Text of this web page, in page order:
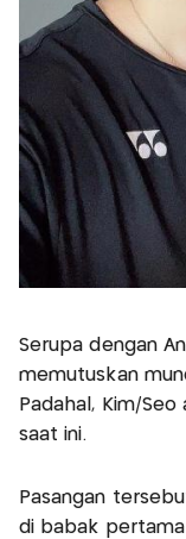
Serupa dengan
memutuskan
Padahal, Kim/
saat ini.
Pasangan
di babak